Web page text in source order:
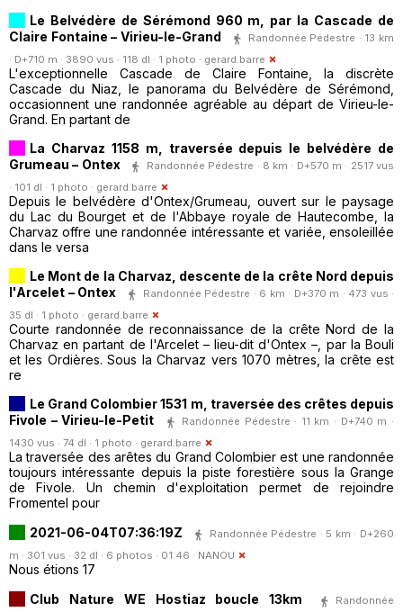
Le Belvédère de Sérémond 960 m, par la Cascade de
Claire Fontaine – Virieu-le-Grand
Randonnée Pédestre · 13 km
· D+710 m · 3890 vus · 118 dl · 1 photo · gerard.barre
L'exceptionnelle Cascade de Claire Fontaine, la discrète
Cascade du Niaz, le panorama du Belvédère de Sérémond,
occasionnent une randonnée agréable au départ de Virieu-le-
Grand. En partant de
La Charvaz 1158 m, traversée depuis le belvédère de
Grumeau – Ontex
Randonnée Pédestre · 8 km · D+570 m · 2517 vus
· 101 dl · 1 photo · gerard.barre
Depuis le belvédère d'Ontex/Grumeau, ouvert sur le paysage
du Lac du Bourget et de l'Abbaye royale de Hautecombe, la
Charvaz offre une randonnée intéressante et variée, ensoleillée
dans le versa
Le Mont de la Charvaz, descente de la crête Nord depuis
l'Arcelet – Ontex
Randonnée Pédestre · 6 km · D+370 m · 473 vus ·
35 dl · 1 photo · gerard.barre
Courte randonnée de reconnaissance de la crête Nord de la
Charvaz en partant de l'Arcelet – lieu-dit d'Ontex –, par la Bouli
et les Ordières. Sous la Charvaz vers 1070 mètres, la crête est
re
Le Grand Colombier 1531 m, traversée des crêtes depuis
Fivole – Virieu-le-Petit
Randonnée Pédestre · 11 km · D+740 m ·
1430 vus · 74 dl · 1 photo · gerard.barre
La traversée des arêtes du Grand Colombier est une randonnée
toujours intéressante depuis la piste forestière sous la Grange
de Fivole. Un chemin d'exploitation permet de rejoindre
Fromentel pour
2021-06-04T07:36:19Z
Randonnée Pédestre · 5 km · D+260
m · 301 vus · 32 dl · 6 photos · 01:46 · NANOU
Nous étions 17
Club Nature WE Hostiaz boucle 13km
Randonnée